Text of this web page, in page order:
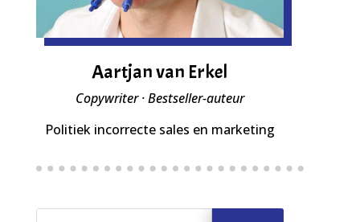
Aartjan van Erkel
Copywriter · Bestseller-auteur
Politiek incorrecte sales en marketing